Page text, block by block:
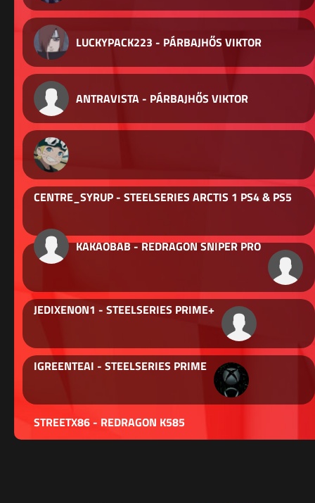
LUCKYPACK223 - PÁRBAJHŐS VIKTOR
ANTRAVISTA - PÁRBAJHŐS VIKTOR
CENTRE_SYRUP - STEELSERIES ARCTIS 1 PS4 & PS5
KAKAOBAB - REDRAGON SNIPER PRO
JEDIXENON1 - STEELSERIES PRIME+
IGREENTEAI - STEELSERIES PRIME
STREETX86 - REDRAGON K585